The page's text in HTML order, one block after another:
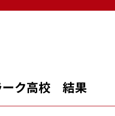
ーク高校 結果